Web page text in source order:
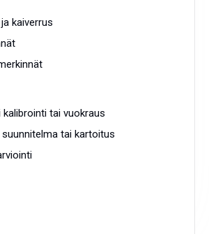
kaiverrus
tai vuokraus
tai kartoitus